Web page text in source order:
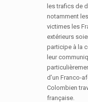
les trafics de
notamment
victimes les
extérieurs
participe à la
leur
d’un Franco-
Colombien
française.